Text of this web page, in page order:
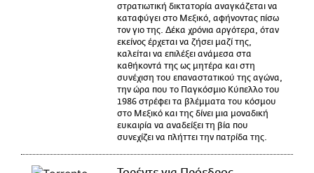
στρατιωτική δικτατορία αναγκάζεται να
καταφύγει στο Μεξικό, αφήνοντας πίσω
τον γιο της. Δέκα χρόνια αργότερα, όταν
εκείνος έρχεται να ζήσει μαζί της,
καλείται να επιλέξει ανάμεσα στα
καθήκοντά της ως μητέρα και στη
συνέχιση του επαναστατικού της αγώνα,
την ώρα που το Παγκόσμιο Κύπελλο του
1986 στρέφει τα βλέμματα του κόσμου
στο Μεξικό και της δίνει μια μοναδική
ευκαιρία να αναδείξει τη βία που
συνεχίζει να πλήττει την πατρίδα της.